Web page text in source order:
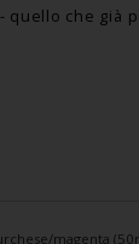
quello che già
magenta